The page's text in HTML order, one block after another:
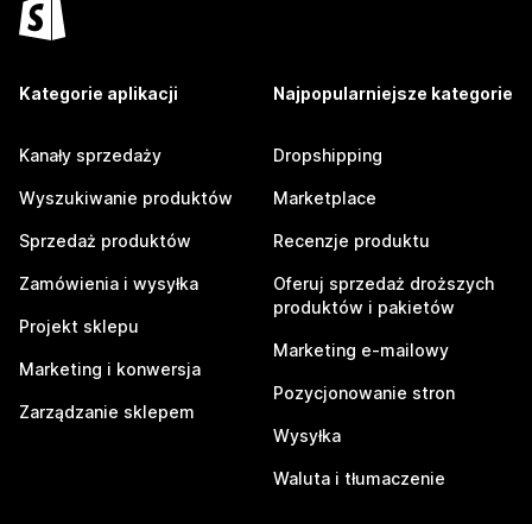
Kategorie aplikacji
Kanały sprzedaży
Wyszukiwanie produktów
Sprzedaż produktów
Zamówienia i wysyłka
Projekt sklepu
Marketing i konwersja
Zarządzanie sklepem
Najpopularniejsze kategorie
Dropshipping
Marketplace
Recenzje produktu
Oferuj sprzedaż droższych
produktów i pakietów
Marketing e-mailowy
Pozycjonowanie stron
Wysyłka
Waluta i tłumaczenie